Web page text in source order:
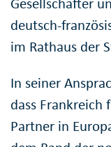
deutsch-
im Rathaus der
In seiner
dass Frankreich
Partner in